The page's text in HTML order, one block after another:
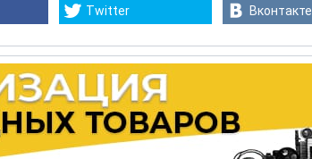
Twitter Вконтакте